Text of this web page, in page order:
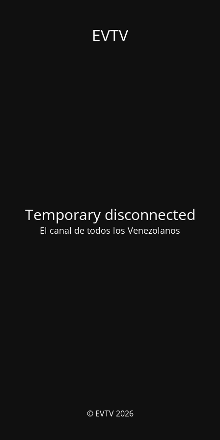
EVTV
Temporary disconnected
El canal de todos los Venezolanos
© EVTV 2026